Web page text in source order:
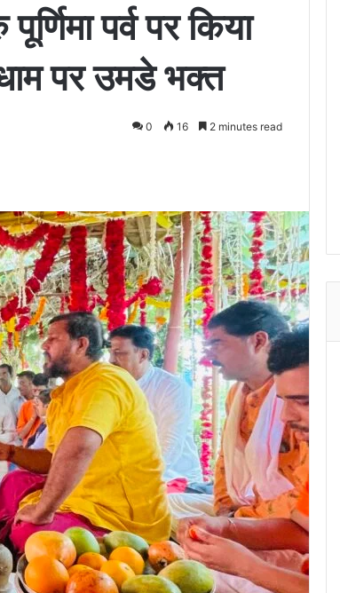
पर्व पर किया
पर उमडे भक्त
0 16 2 minutes read